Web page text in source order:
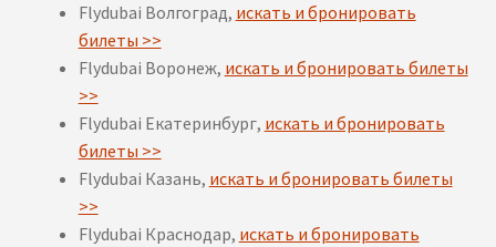
Flydubai Волгоград, искать и бронировать
билеты >>
Flydubai Воронеж, искать и бронировать билеты
>>
Flydubai Екатеринбург, искать и бронировать
билеты >>
Flydubai Казань, искать и бронировать билеты
>>
Flydubai Краснодар, искать и бронировать